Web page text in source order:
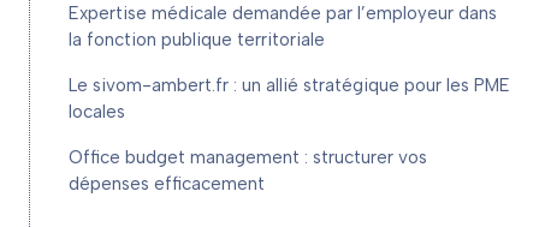
Expertise médicale demandée par l’employeur dans
la fonction publique territoriale
Le sivom-ambert.fr : un allié stratégique pour les PME
locales
Office budget management : structurer vos
dépenses efficacement